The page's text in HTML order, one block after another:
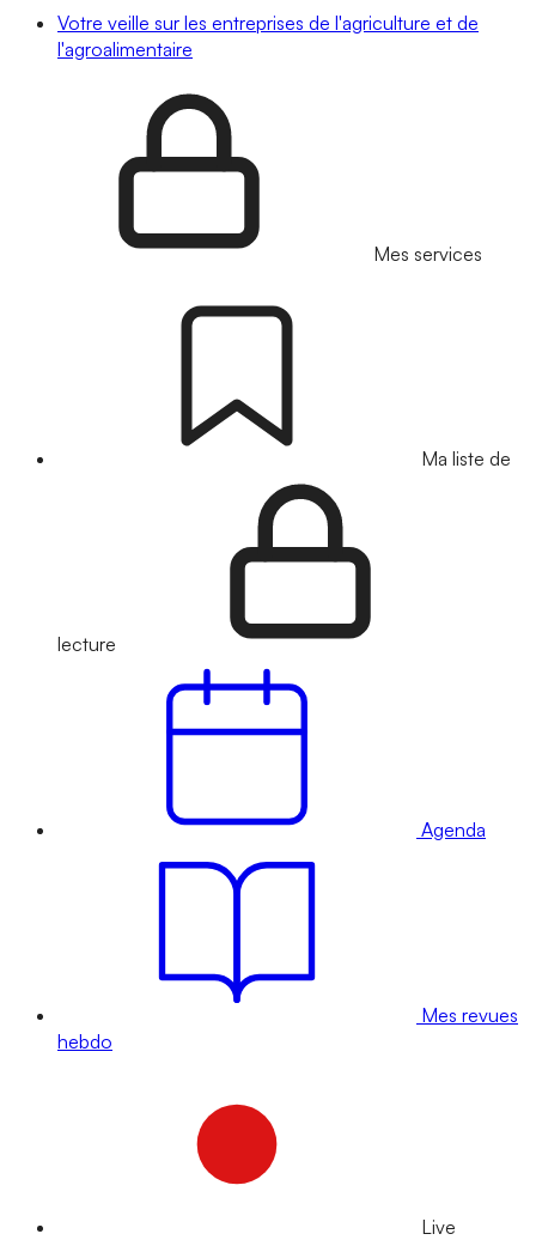
Votre veille sur les entreprises de l'agriculture et de
l'agroalimentaire
Mes services
Ma liste de
lecture
Agenda
Mes revues
hebdo
Live